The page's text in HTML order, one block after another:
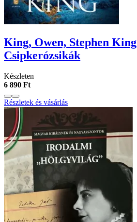
King, Owen, Stephen King
Csipkerózsikák
Készleten
6 890 Ft
Részletek és vásárlás